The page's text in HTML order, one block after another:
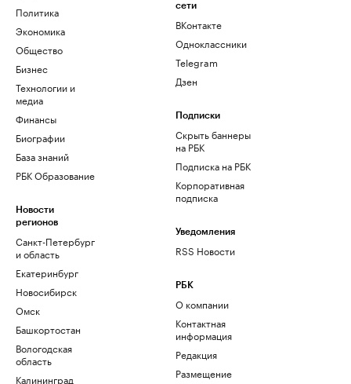
Политика
Экономика
Общество
Бизнес
Технологии и
медиа
Финансы
Биографии
База знаний
РБК Образование
Новости
регионов
Санкт-Петербург
и область
Екатеринбург
Новосибирск
Омск
Башкортостан
Вологодская
область
Калининград
сети
ВКонтакте
Одноклассники
Telegram
Дзен
Подписки
Скрыть баннеры
на РБК
Подписка на РБК
Корпоративная
подписка
Уведомления
RSS Новости
РБК
О компании
Контактная
информация
Редакция
Размещение